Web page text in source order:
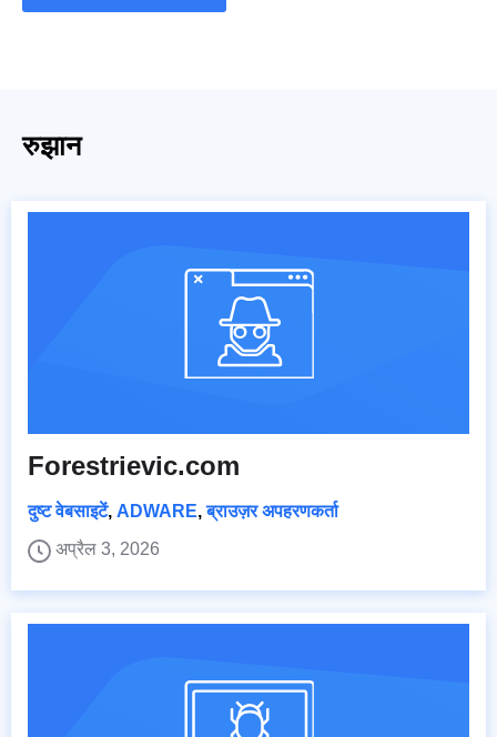
रुझान
Forestrievic.com
दुष्ट वेबसाइटें, ADWARE,ब्राउज़र अपहरणकर्ता
अप्रैल 3, 2026